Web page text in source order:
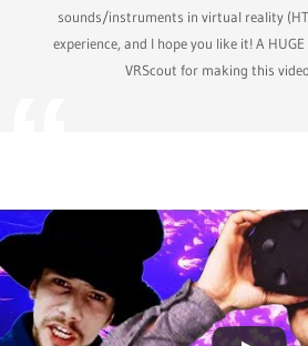
sounds/instruments in virtual reality
experience, and I hope you like it! A
VRScout for making this